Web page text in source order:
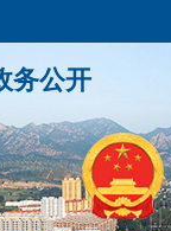
务公开